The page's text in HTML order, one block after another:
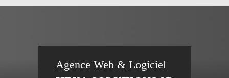
Agence Web & Logiciel